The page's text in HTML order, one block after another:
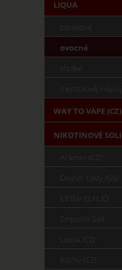
LIQUA
ovocné
WAY TO VAPE (CZ)
NIKOTINOVÉ SOLI